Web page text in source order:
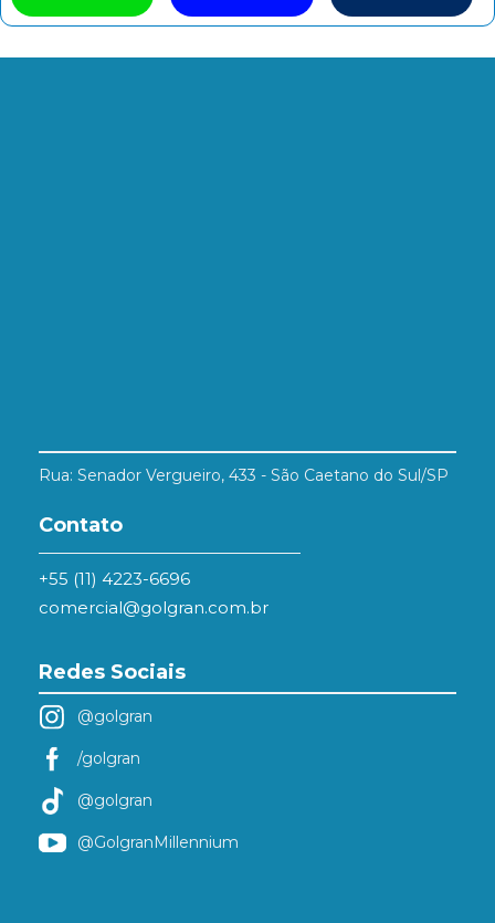
Rua: Senador Vergueiro, 433 - São Caetano do Sul/SP
Contato
+55 (11) 4223-6696
comercial@golgran.com.br
Redes Sociais
@golgran
/golgran
@golgran
@GolgranMillennium